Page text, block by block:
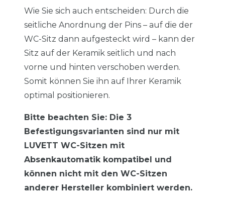
Wie Sie sich auch entscheiden: Durch die
seitliche Anordnung der Pins – auf die der
WC-Sitz dann aufgesteckt wird – kann der
Sitz auf der Keramik seitlich und nach
vorne und hinten verschoben werden.
Somit können Sie ihn auf Ihrer Keramik
optimal positionieren.
Bitte beachten Sie: Die 3
Befestigungsvarianten sind nur mit
LUVETT WC-Sitzen mit
Absenkautomatik kompatibel und
können nicht mit den WC-Sitzen
anderer Hersteller kombiniert werden.